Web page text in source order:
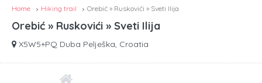
Home Hiking trail Orebić » Ruskovići » Sveti Ilija
Orebić » Ruskovići » Sveti Ilija
X5W5+PQ Duba Pelješka, Croatia